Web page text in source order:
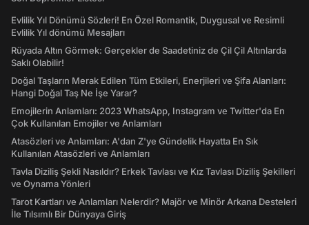
Evlilik Yıl Dönümü Sözleri! En Özel Romantik, Duygusal ve Resimli
Evlilik Yıl dönümü Mesajları
Rüyada Altın Görmek: Gerçekler de Saadetiniz de Çil Çil Altınlarda
Saklı Olabilir!
Doğal Taşların Merak Edilen Tüm Etkileri, Enerjileri ve Şifa Alanları:
Hangi Doğal Taş Ne İşe Yarar?
Emojilerin Anlamları: 2023 WhatsApp, Instagram ve Twitter'da En
Çok Kullanılan Emojiler ve Anlamları
Atasözleri ve Anlamları: A'dan Z'ye Gündelik Hayatta En Sık
Kullanılan Atasözleri ve Anlamları
Tavla Diziliş Şekli Nasıldır? Erkek Tavlası ve Kız Tavlası Diziliş Şekilleri
ve Oynama Yönleri
Tarot Kartları ve Anlamları Nelerdir? Majör ve Minör Arkana Desteleri
İle Tılsımlı Bir Dünyaya Giriş